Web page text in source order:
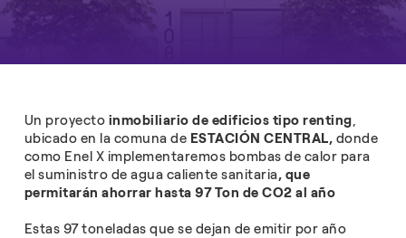
Un proyecto inmobiliario de edificios tipo renting,
ubicado en la comuna de ESTACIÓN CENTRAL, donde
como Enel X implementaremos bombas de calor para
el suministro de agua caliente sanitaria, que
permitarán ahorrar hasta 97 Ton de CO2 al año
Estas 97 toneladas que se dejan de emitir por año